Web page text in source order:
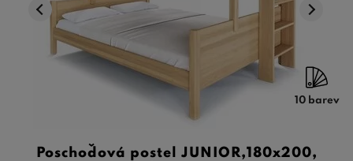
10 barev
Poschoďová postel JUNIOR,180x200,